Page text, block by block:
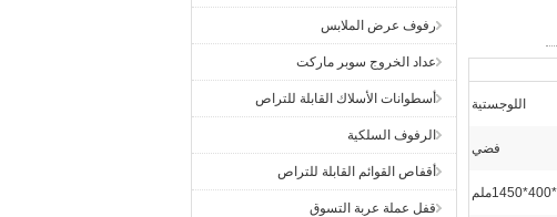
رفوف عرض الملابس
عداد الخروج سوبر ماركت
أسطوانات الأسلاك القابلة للتراص
الرفوف السلكية
أقفاص القوائم القابلة للتراص
قفل عملة عربة التسوق
اللوجستية
فضي